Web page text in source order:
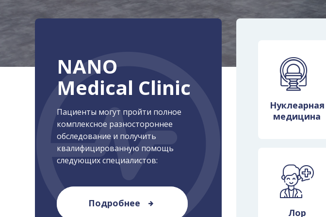
Nano
NANO
Medical Clinic
Пациенты могут пройти полное
комплексное разностороннее
обследование и получить
квалифицированную помощь
следующих специалистов:
Подробнее
Нуклеарная
медицина
Лор